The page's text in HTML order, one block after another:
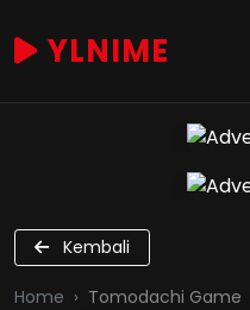
YLNIME
Kembali
Home Tomodachi Game